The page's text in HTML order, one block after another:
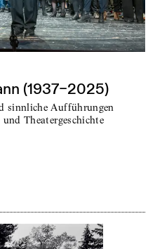
(1937–2025)
sinnliche Aufführungen
Theatergeschichte